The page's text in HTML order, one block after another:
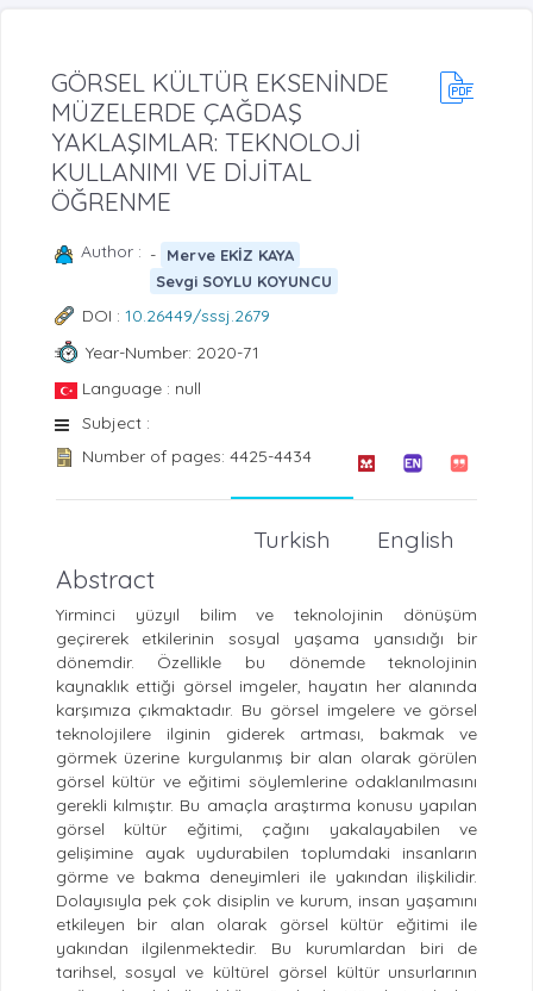
GÖRSEL KÜLTÜR EKSENİNDE
MÜZELERDE ÇAĞDAŞ
YAKLAŞIMLAR: TEKNOLOJİ
KULLANIMI VE DİJİTAL
ÖĞRENME
Author : -
Merve EKİZ KAYA
Sevgi SOYLU KOYUNCU
DOI : 10.26449/sssj.2679
Year-Number: 2020-71
Language : null
Subject :
Number of pages: 4425-4434
English
Turkish
Abstract
Yirminci yüzyıl bilim ve teknolojinin dönüşüm
geçirerek etkilerinin sosyal yaşama yansıdığı bir
dönemdir. Özellikle bu dönemde teknolojinin
kaynaklık ettiği görsel imgeler, hayatın her alanında
karşımıza çıkmaktadır. Bu görsel imgelere ve görsel
teknolojilere ilginin giderek artması, bakmak ve
görmek üzerine kurgulanmış bir alan olarak görülen
görsel kültür ve eğitimi söylemlerine odaklanılmasını
gerekli kılmıştır. Bu amaçla araştırma konusu yapılan
görsel kültür eğitimi, çağını yakalayabilen ve
gelişimine ayak uydurabilen toplumdaki insanların
görme ve bakma deneyimleri ile yakından ilişkilidir.
Dolayısıyla pek çok disiplin ve kurum, insan yaşamını
etkileyen bir alan olarak görsel kültür eğitimi ile
yakından ilgilenmektedir. Bu kurumlardan biri de
tarihsel, sosyal ve kültürel görsel kültür unsurlarının